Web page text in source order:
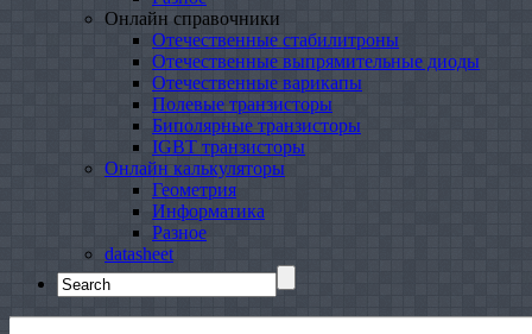
Онлайн справочники
Отечественные стабилитроны
Отечественные выпрямительные диоды
Отечественные варикапы
Полевые транзисторы
Биполярные транзисторы
IGBT транзисторы
Онлайн калькуляторы
Геометрия
Информатика
Разное
datasheet
Search
for: